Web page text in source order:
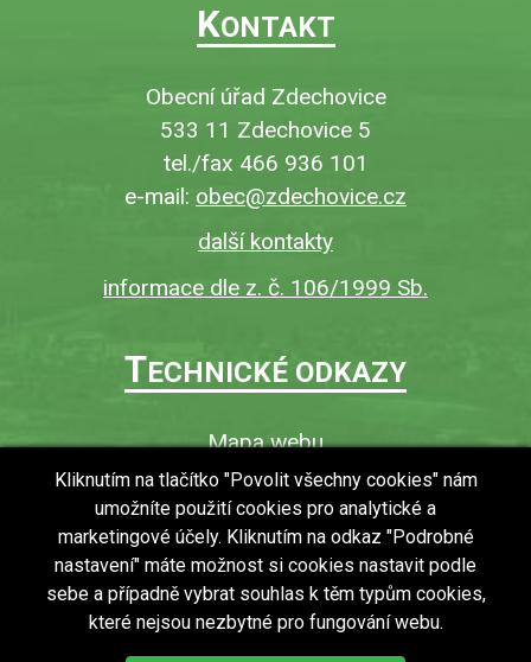
KONTAKT
Obecní úřad Zdechovice
533 11 Zdechovice 5
tel./fax 466 936 101
e-mail: obec@zdechovice.cz
další kontakty
informace dle z. č. 106/1999 Sb.
TECHNICKÉ ODKAZY
Mapa webu
O webu
Povinně zveřejňované informace
Ochrana osobních údajů (GDPR)
Vyhledávání
RSS
Kliknutím na tlačítko "Povolit všechny cookies" nám
umožníte použití cookies pro analytické a
marketingové účely. Kliknutím na odkaz "Podrobné
nastavení" máte možnost si cookies nastavit podle
sebe a případně vybrat souhlas k těm typům cookies,
které nejsou nezbytné pro fungování webu.